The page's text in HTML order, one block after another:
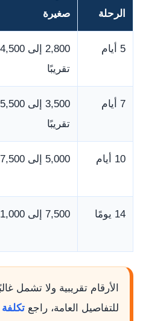
الرحلة
صغيرة
5 أيام
تقريبًا
7 أيام
تقريبًا
10 أيام 5,000 إلى 7,500 جنيه
14 يومًا
7,500 إلى 11,000 جنيه
الأرقام تقريبية ولا تشمل
للتفاصيل العامة، راجع